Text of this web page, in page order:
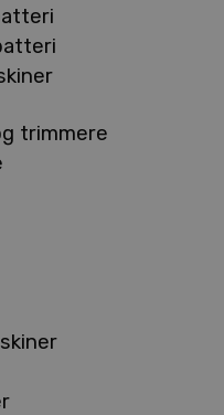
trimmere